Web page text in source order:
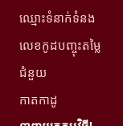
ឈ្មោះទំនាក់ទំនង
លេខកូដបញ្ចុះតម្លៃ
ជំនួយ
កាតកាដូ